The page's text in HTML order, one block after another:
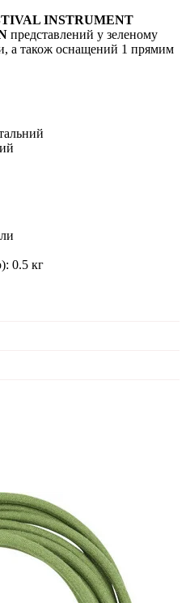
INSTRUMENT
представлений у зеленому
а також оснащений 1 прямим
: 0.5 кг